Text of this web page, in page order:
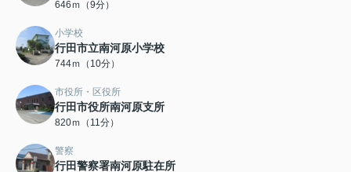
646ｍ（9分）
小学校
行田市立南河原小学校
744ｍ（10分）
市役所・区役所
行田市役所南河原支所
820ｍ（11分）
警察
行田警察署南河原駐在所